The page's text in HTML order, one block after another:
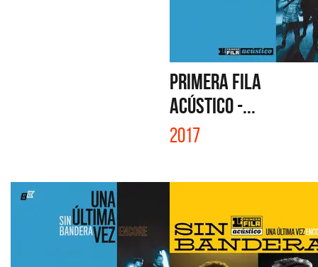
PRIMERA FILA
ACÚSTICO -...
2017